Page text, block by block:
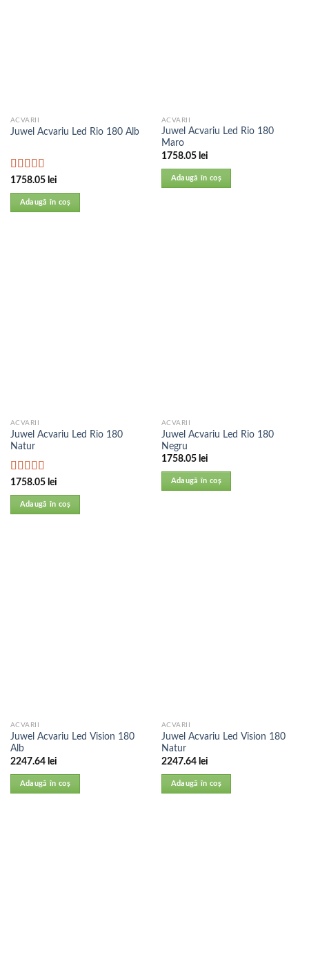
ACVARII
Juwel Acvariu Led Rio 180 Alb
Evaluat la
5.00din 5
1758.05 lei
Adaugă în coș
ACVARII
Juwel Acvariu Led Rio 180
Maro
1758.05 lei
Adaugă în coș
ACVARII
Juwel Acvariu Led Rio 180
Natur
Evaluat la
5.00din 5
1758.05 lei
Adaugă în coș
ACVARII
Juwel Acvariu Led Rio 180
Negru
1758.05 lei
Adaugă în coș
ACVARII
Juwel Acvariu Led Vision 180
Alb
2247.64 lei
Adaugă în coș
ACVARII
Juwel Acvariu Led Vision 180
Natur
2247.64 lei
Adaugă în coș